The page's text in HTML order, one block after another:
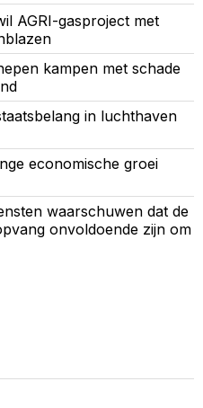
AGRI-gasproject met
kampen met schade
in luchthaven
economische groei
waarschuwen dat de
onvoldoende zijn om